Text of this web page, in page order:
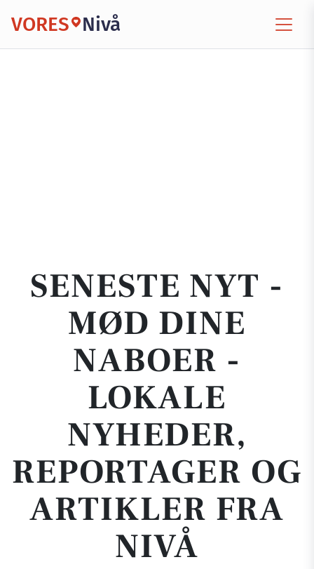
VORES Nivå
SENESTE NYT -
MØD DINE
NABOER -
LOKALE
NYHEDER,
REPORTAGER OG
ARTIKLER FRA
NIVÅ